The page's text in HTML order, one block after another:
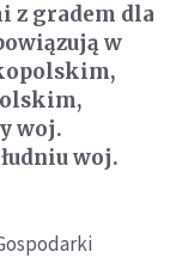
z gradem dla
w
woj.
woj.